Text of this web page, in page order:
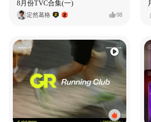
8月份TVC合集(一)
定然葛格 98